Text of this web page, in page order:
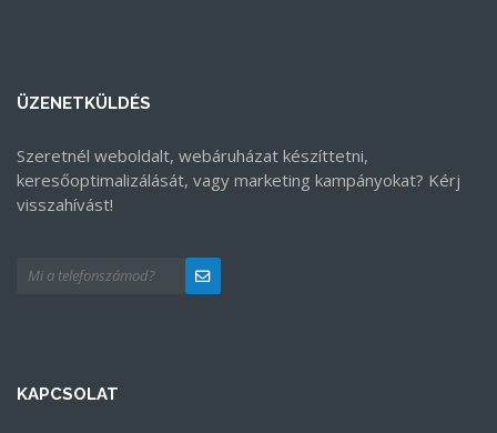
ÜZENETKÜLDÉS
Szeretnél weboldalt, webáruházat készíttetni,
keresőoptimalizálását, vagy marketing kampányokat? Kérj
visszahívást!
KAPCSOLAT